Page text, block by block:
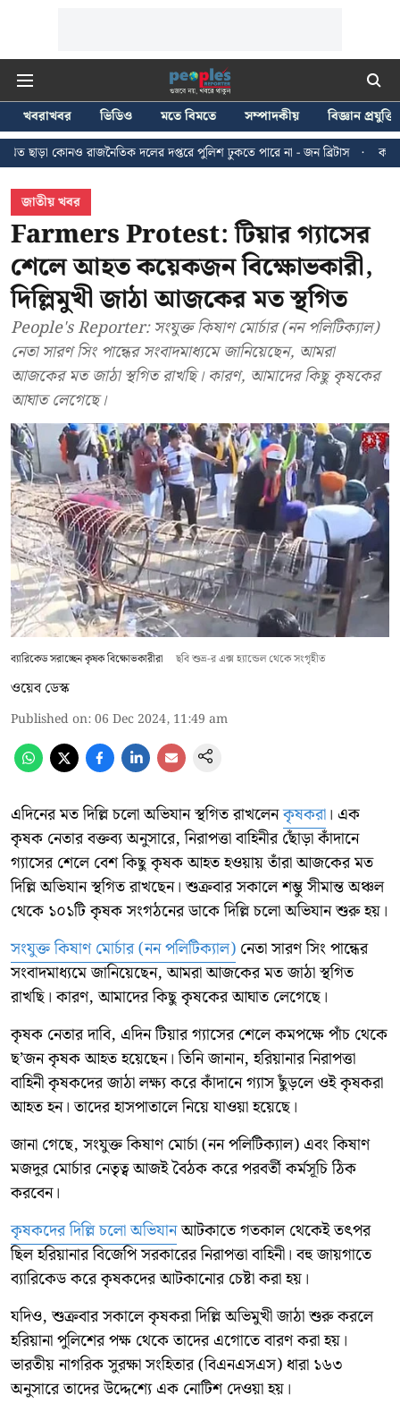
খবরাখবর ভিডিও মতে বিমতে সম্পাদকীয়
বিজ্ঞান প্রযুক্তি
দলের দপ্তরে পুলিশ ঢুকতে পারে না - জন ব্রিটাস
কলকাতায় ২৪ জুলাইয়ের
জাতীয় খবর
Farmers Protest: টিয়ার গ্যাসের
শেলে আহত কয়েকজন বিক্ষোভকারী,
দিল্লিমুখী জাঠা আজকের মত স্থগিত
People's Reporter: সংযুক্ত কিষাণ মোর্চার (নন পলিটিক্যাল)
নেতা সারণ সিং পান্ধের সংবাদমাধ্যমে জানিয়েছেন, আমরা
আজকের মত জাঠা স্থগিত রাখছি। কারণ, আমাদের কিছু কৃষকের
আঘাত লেগেছে।
ব্যারিকেড সরাচ্ছেন কৃষক বিক্ষোভকারীরা ছবি শুভ্র-র এক্স হ্যান্ডেল থেকে সংগৃহীত
ওয়েব ডেস্ক
Published on:06 Dec 2024, 11:49 am
এদিনের মত দিল্লি চলো অভিযান স্থগিত রাখলেনকৃষকরা। এক
কৃষক নেতার বক্তব্য অনুসারে, নিরাপত্তা বাহিনীর ছোঁড়া কাঁদানে
গ্যাসের শেলে বেশ কিছু কৃষক আহত হওয়ায় তাঁরা আজকের মত
দিল্লি অভিযান স্থগিত রাখছেন। শুক্রবার সকালে শম্ভু সীমান্ত অঞ্চল
থেকে ১০১টি কৃষক সংগঠনের ডাকে দিল্লি চলো অভিযান শুরু হয়।
সংযুক্ত কিষাণ মোর্চার (নন পলিটিক্যাল) নেতা সারণ সিং পান্ধের
সংবাদমাধ্যমে জানিয়েছেন, আমরা আজকের মত জাঠা স্থগিত
রাখছি। কারণ, আমাদের কিছু কৃষকের আঘাত লেগেছে।
কৃষক নেতার দাবি, এদিন টিয়ার গ্যাসের শেলে কমপক্ষে পাঁচ থেকে
ছ’জন কৃষক আহত হয়েছেন। তিনি জানান, হরিয়ানার নিরাপত্তা
বাহিনী কৃষকদের জাঠা লক্ষ্য করে কাঁদানে গ্যাস ছুঁড়লে ওই কৃষকরা
আহত হন। তাদের হাসপাতালে নিয়ে যাওয়া হয়েছে।
জানা গেছে, সংযুক্ত কিষাণ মোর্চা (নন পলিটিক্যাল) এবং কিষাণ
মজদুর মোর্চার নেতৃত্ব আজই বৈঠক করে পরবর্তী কর্মসূচি ঠিক
করবেন।
কৃষকদের দিল্লি চলো অভিযানআটকাতে গতকাল থেকেই তৎপর
ছিল হরিয়ানার বিজেপি সরকারের নিরাপত্তা বাহিনী। বহু জায়গাতে
ব্যারিকেড করে কৃষকদের আটকানোর চেষ্টা করা হয়।
যদিও, শুক্রবার সকালে কৃষকরা দিল্লি অভিমুখী জাঠা শুরু করলে
হরিয়ানা পুলিশের পক্ষ থেকে তাদের এগোতে বারণ করা হয়।
ভারতীয় নাগরিক সুরক্ষা সংহিতার (বিএনএসএস) ধারা ১৬৩
অনুসারে তাদের উদ্দেশ্যে এক নোটিশ দেওয়া হয়।